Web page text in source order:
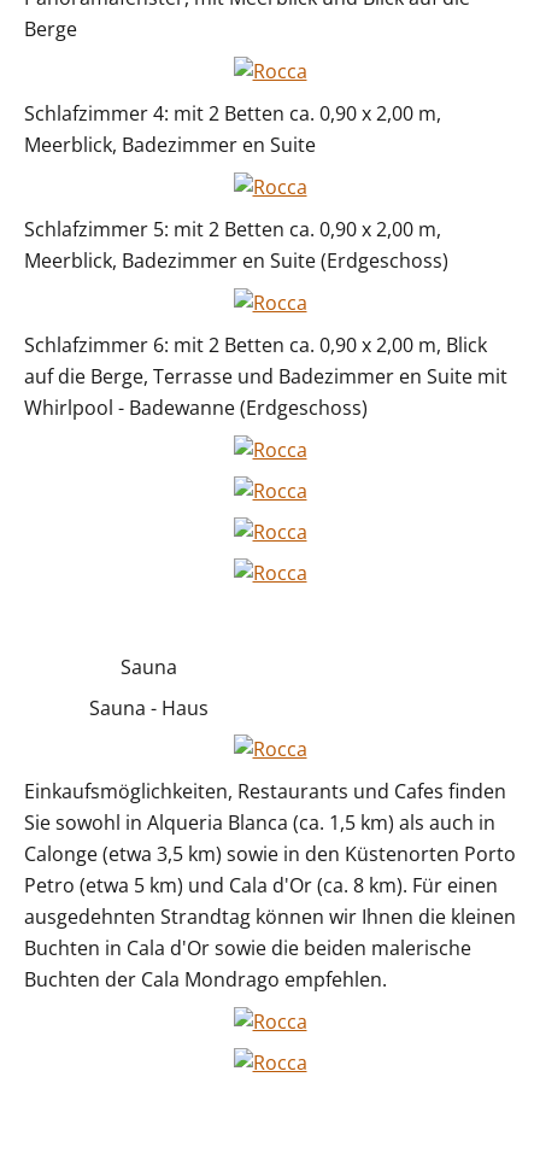
Berge
Schlafzimmer 4: mit 2 Betten ca. 0,90 x 2,00 m,
Meerblick, Badezimmer en Suite
Schlafzimmer 5: mit 2 Betten ca. 0,90 x 2,00 m,
Meerblick, Badezimmer en Suite (Erdgeschoss)
Schlafzimmer 6: mit 2 Betten ca. 0,90 x 2,00 m, Blick
auf die Berge, Terrasse und Badezimmer en Suite mit
Whirlpool - Badewanne (Erdgeschoss)
Sauna
Sauna - Haus
Einkaufsmöglichkeiten, Restaurants und Cafes finden
Sie sowohl in Alqueria Blanca (ca. 1,5 km) als auch in
Calonge (etwa 3,5 km) sowie in den Küstenorten Porto
Petro (etwa 5 km) und Cala d'Or (ca. 8 km). Für einen
ausgedehnten Strandtag können wir Ihnen die kleinen
Buchten in Cala d'Or sowie die beiden malerische
Buchten der Cala Mondrago empfehlen.